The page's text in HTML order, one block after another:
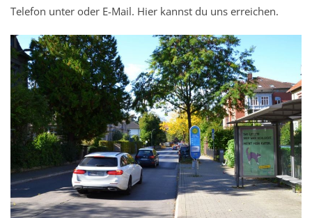
Telefon unter oder E-Mail. Hier kannst du uns erreichen.